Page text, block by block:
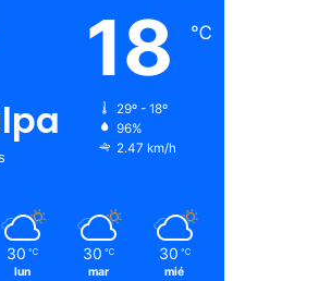
18 ℃
29º - 18º
96%
2.47 km/h
30 ℃
lun
30 ℃
mar
30 ℃
mié